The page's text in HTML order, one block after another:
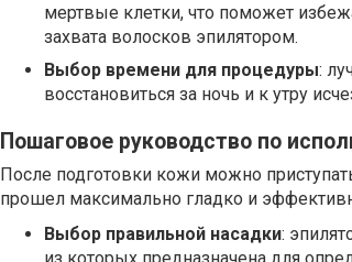
мертвые клетки, что поможет
захвата волосков эпилятором.
Выбор времени для процедуры:
восстановиться за ночь и к утру
Пошаговое руководство по
После подготовки кожи можно
прошел максимально гладко и
Выбор правильной насадки: